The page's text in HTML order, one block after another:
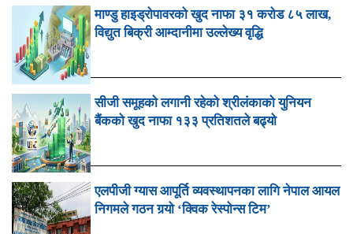
माण्डु हाइड्रोपावरको खुद नाफा ३१ करोड ८५ लाख,
विद्युत बिक्री आम्दानीमा उल्लेख्य वृद्धि
सीजी समूहको लगानी रहेको श्रीलंकाको युनियन
बैंकको खुद नाफा १३३ प्रतिशतले बढ्यो
एलपीजी ग्यास आपूर्ति व्यवस्थापनका लागि नेपाल आयल
निगमले गठन गर्‍यो ‘क्विक रेस्पोन्स टिम’